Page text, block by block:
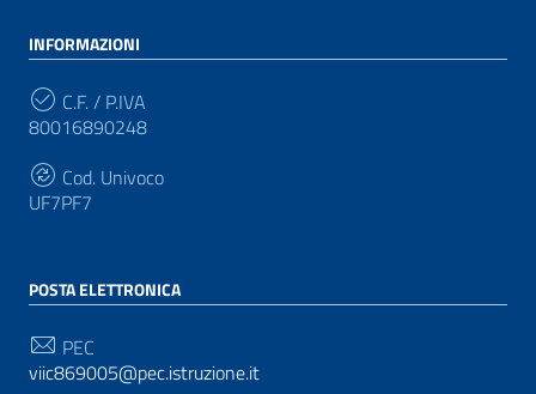
INFORMAZIONI
C.F. / P.IVA
80016890248
Cod. Univoco
UF7PF7
POSTA ELETTRONICA
PEC
viic869005@pec.istruzione.it